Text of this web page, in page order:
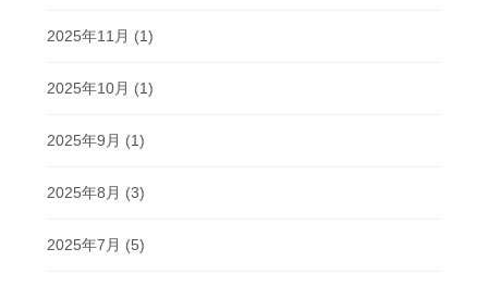
2025年11月 (1)
2025年10月 (1)
2025年9月 (1)
2025年8月 (3)
2025年7月 (5)